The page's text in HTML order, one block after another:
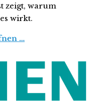
zeigt, warum
wirkt.
…